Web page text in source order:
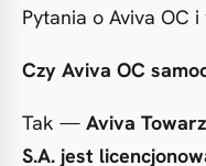
Pytania o Aviva OC
Czy Aviva OC
Tak — Aviva
S.A. jest